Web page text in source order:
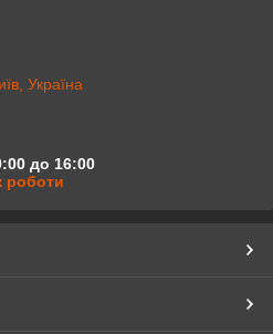
Україна
до 16:00
роботи